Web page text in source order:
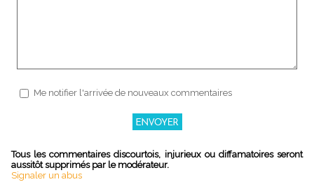
Me notifier l'arrivée de nouveaux commentaires
Tous les commentaires discourtois, injurieux ou diffamatoires seront
aussitôt supprimés par le modérateur.
Signaler un abus